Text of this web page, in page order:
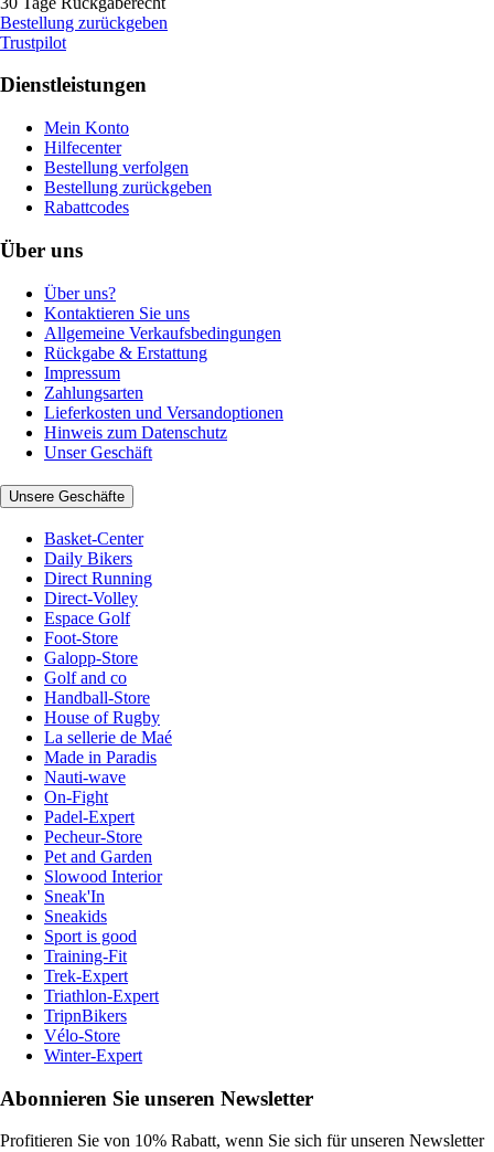
Bestellung zurückgeben
Trustpilot
Dienstleistungen
Mein Konto
Hilfecenter
Bestellung verfolgen
Bestellung zurückgeben
Rabattcodes
Über uns
Über uns?
Kontaktieren Sie uns
Allgemeine Verkaufsbedingungen
Rückgabe & Erstattung
Impressum
Zahlungsarten
Lieferkosten und Versandoptionen
Hinweis zum Datenschutz
Unser Geschäft
Unsere Geschäfte
Basket-Center
Daily Bikers
Direct Running
Direct-Volley
Espace Golf
Foot-Store
Galopp-Store
Golf and co
Handball-Store
House of Rugby
La sellerie de Maé
Made in Paradis
Nauti-wave
On-Fight
Padel-Expert
Pecheur-Store
Pet and Garden
Slowood Interior
Sneak'In
Sneakids
Sport is good
Training-Fit
Trek-Expert
Triathlon-Expert
TripnBikers
Vélo-Store
Winter-Expert
Abonnieren Sie unseren Newsletter
Profitieren Sie von 10% Rabatt, wenn Sie sich für unseren Newsletter